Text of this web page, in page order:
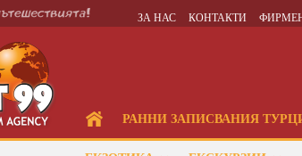
ЗА НАС КОНТАКТИ
РАННИ ЗАПИСВАНИЯ